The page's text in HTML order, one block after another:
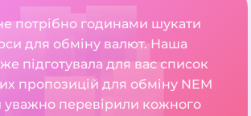
потрібно годинами шукати
для обміну валют. Наша
підготувала для вас список
пропозицій для обміну NEM
перевірили кожного